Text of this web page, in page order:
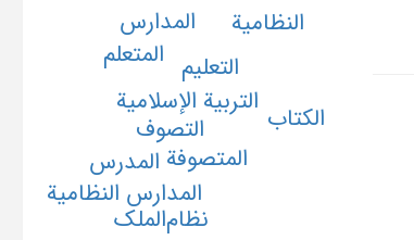
التربیة الإسلامیة
التصوف
التعلیم
المتصوفة
المتعلم
المدارس
المدارس النظامیة
المدرس
النظامیة
الکتاب
نظام‌الملک